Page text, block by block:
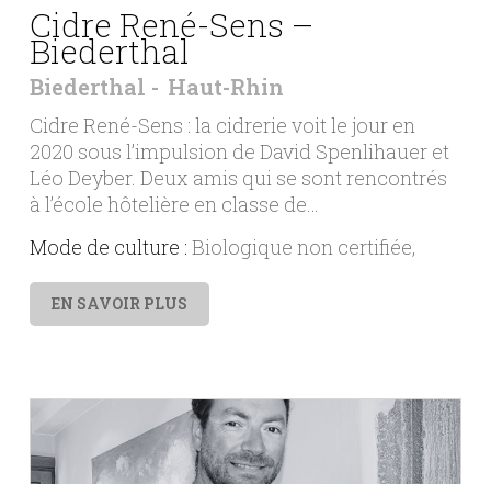
Cidre René-Sens –
Biederthal
Biederthal Haut-Rhin
Cidre René-Sens : la cidrerie voit le jour en
2020 sous l’impulsion de David Spenlihauer et
Léo Deyber. Deux amis qui se sont rencontrés
à l’école hôtelière en classe de…
Mode de culture : Biologique non certifiée
EN SAVOIR PLUS